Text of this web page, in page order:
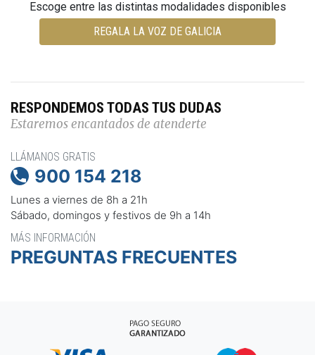
Escoge entre las distintas modalidades disponibles
REGALA LA VOZ DE GALICIA
RESPONDEMOS TODAS TUS DUDAS
Estaremos encantados de atenderte
LLÁMANOS GRATIS
 900 154 218
Lunes a viernes de 8h a 21h
Sábado, domingos y festivos de 9h a 14h
MÁS INFORMACIÓN
PREGUNTAS FRECUENTES